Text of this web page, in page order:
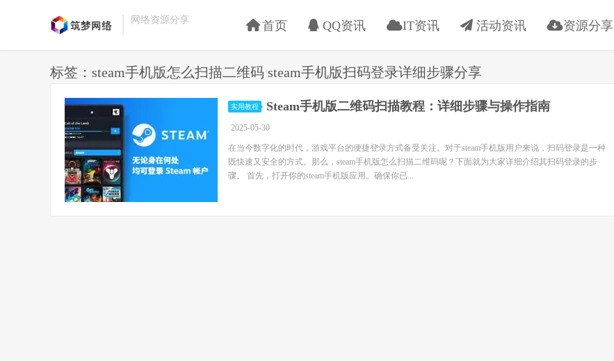
网络资源分享 首页 QQ资讯 IT资讯 活动资讯 资源分享
标签：steam手机版怎么扫描二维码 steam手机版扫码登录详细步骤分享
实用教程 Steam手机版二维码扫描教程：详细步骤与操作指南
2025-05-30
在当今数字化的时代，游戏平台的便捷登录方式备受关注。对于steam手机版用户来说，扫码登录是一种
既快速又安全的方式。那么，steam手机版怎么扫描二维码呢？下面就为大家详细介绍其扫码登录的步
骤。 首先，打开你的steam手机版应用。确保你已...